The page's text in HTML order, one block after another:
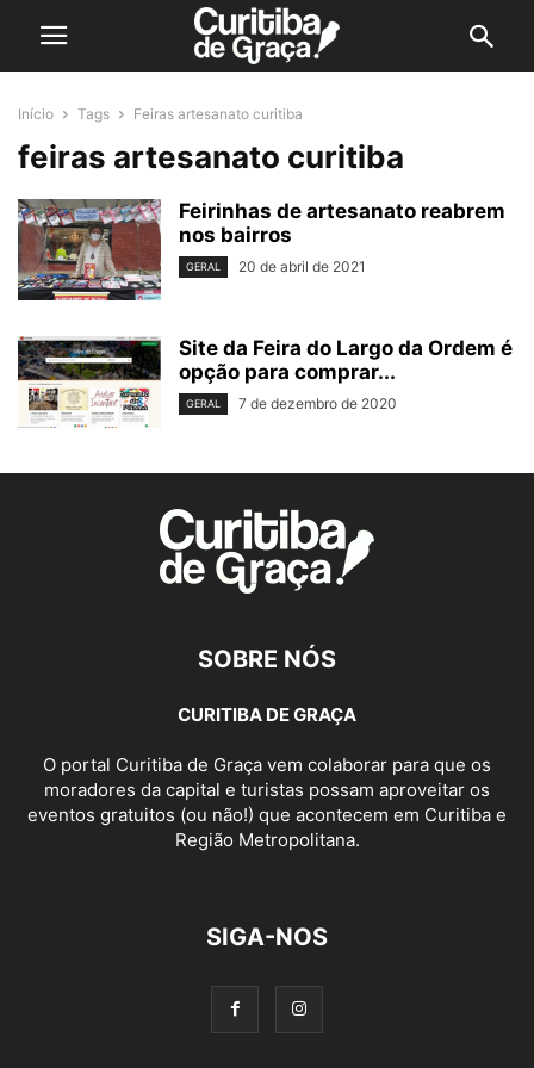
Início Tags Feiras artesanato curitiba
feiras artesanato curitiba
Feirinhas de artesanato reabrem
nos bairros
GERAL 20 de abril de 2021
Site da Feira do Largo da Ordem é
opção para comprar...
GERAL 7 de dezembro de 2020
SOBRE NÓS
CURITIBA DE GRAÇA
O portal Curitiba de Graça vem colaborar para que os
moradores da capital e turistas possam aproveitar os
eventos gratuitos (ou não!) que acontecem em Curitiba e
Região Metropolitana.
SIGA-NOS